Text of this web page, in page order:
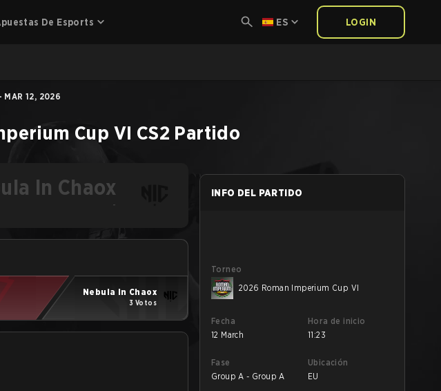
De Esports ES LOGIN
MAR 12, 2026
Cup VI CS2 Partido
In Chaox
-
Nebula In Chaox
3 Votos
INFO DEL PARTIDO
Torneo
2026 Roman Imperium Cup VI
Fecha
12 March
Hora de inicio
11:23
Fase
Group A - Group A
Ubicación
EU